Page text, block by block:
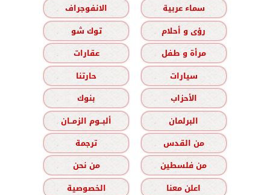
سماء عربية
الانفوجراف
رؤى و أحلام
توك شو
مرأة و طفل
عقارات
سيارات
حارتنا
الأحزاب
بنوك
البرلمان
ألبــوم الزمــان
من القدس
ترجمة
من فلسطين
من نحن
اعلن معنا
الخصوصية